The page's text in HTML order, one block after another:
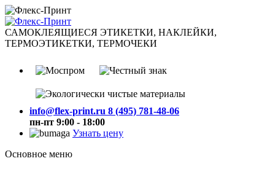
САМОКЛЕЯЩИЕСЯ ЭТИКЕТКИ, НАКЛЕЙКИ,
ТЕРМОЭТИКЕТКИ, ТЕРМОЧЕКИ
info@flex-print.ru 8 (495) 781-48-06
пн-пт 9:00 - 18:00
Узнать цену
Основное меню